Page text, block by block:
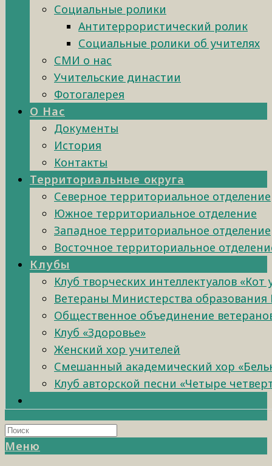
Социальные ролики
Антитеррористический ролик
Социальные ролики об учителях
СМИ о нас
Учительские династии
Фотогалерея
О Нас
Документы
История
Контакты
Территориальные округа
Северное территориальное отделение
Южное территориальное отделение
Западное территориальное отделение
Восточное территориальное
Клубы
Клуб творческих интеллектуалов «Кот
Ветераны Министерства образования
Общественное объединение
Клуб «Здоровье»
Женский хор учителей
Смешанный академический хор
Клуб авторской песни «Четыре
Меню